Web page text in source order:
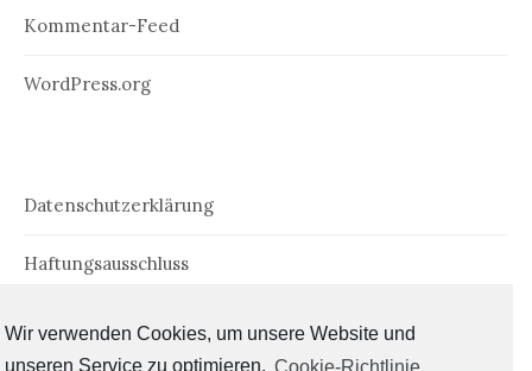
Wir verwenden Cookies, um unsere Website und
unseren Service zu optimieren. Cookie-Richtlinie
Kommentar-Feed
WordPress.org
Datenschutzerklärung
Haftungsausschluss
Impressum